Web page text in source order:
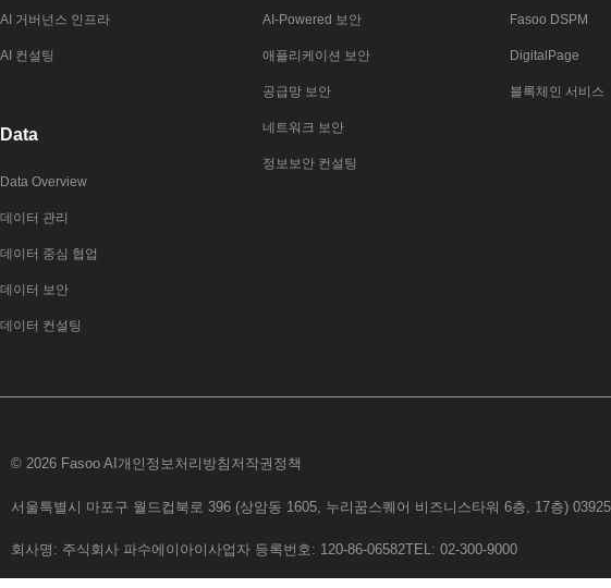
AI 거버넌스 인프라
AI 컨설팅
Data
Data Overview
데이터 관리
데이터 중심 협업
데이터 보안
데이터 컨설팅
AI-Powered 보안
애플리케이션 보안
공급망 보안
네트워크 보안
정보보안 컨설팅
Fasoo DSPM
DigitalPage
블록체인 서비스
© 2026 Fasoo AI개인정보처리방침 저작권정책
서울특별시 마포구 월드컵북로 396 (상암동 1605, 누리꿈스퀘어 비즈니스타워 6층, 17층) 03925
회사명: 주식회사 파수에이아이 사업자 등록번호: 120-86-06582TEL: 02-300-9000